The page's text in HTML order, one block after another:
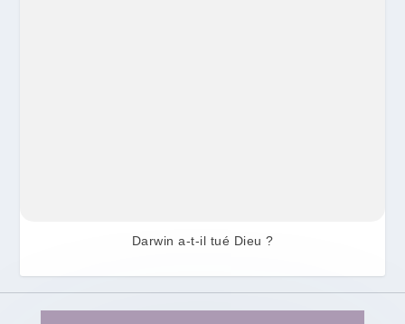
Darwin a-t-il tué Dieu ?